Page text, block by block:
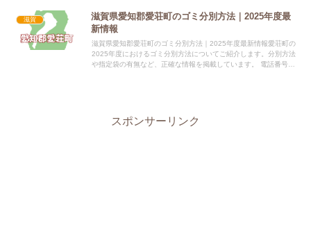
滋賀
滋賀県愛知郡愛荘町のゴミ分別方法｜2025年度最
新情報
滋賀県愛知郡愛荘町のゴミ分別方法｜2025年度最新情報愛荘町の
2025年度におけるゴミ分別方法についてご紹介します。分別方法
や指定袋の有無など、正確な情報を掲載しています。 電話番号：
スポンサーリンク